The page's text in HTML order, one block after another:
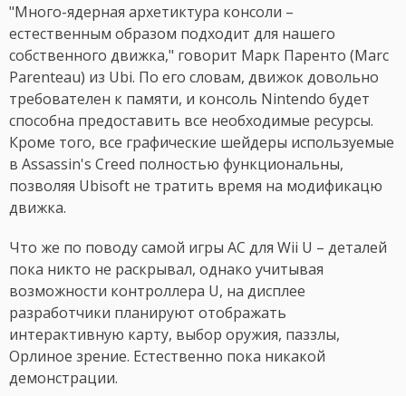
"Много-ядерная архетиктура консоли –
естественным образом подходит для нашего
собственного движка," говорит Марк Паренто (Marc
Parenteau) из Ubi. По его словам, движок довольно
требователен к памяти, и консоль Nintendo будет
способна предоставить все необходимые ресурсы.
Кроме того, все графические шейдеры используемые
в Assassin's Creed полностью функциональны,
позволяя Ubisoft не тратить время на модификацю
движка.
Что же по поводу самой игры AC для Wii U – деталей
пока никто не раскрывал, однако учитывая
возможности контроллера U, на дисплее
разработчики планируют отображать
интерактивную карту, выбор оружия, паззлы,
Орлиное зрение. Естественно пока никакой
демонстрации.